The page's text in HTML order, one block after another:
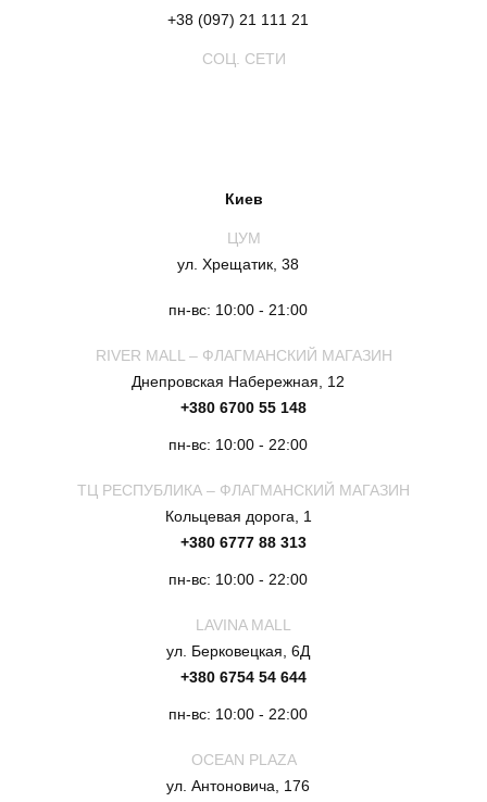
+38 (097) 21 111 21
СОЦ. СЕТИ
Киев
ЦУМ
ул. Хрещатик, 38
пн-вс: 10:00 - 21:00
RIVER MALL – ФЛАГМАНСКИЙ МАГАЗИН
Днепровская Набережная, 12
+380 6700 55 148
пн-вс: 10:00 - 22:00
ТЦ РЕСПУБЛИКА – ФЛАГМАНСКИЙ МАГАЗИН
Кольцевая дорога, 1
+380 6777 88 313
пн-вс: 10:00 - 22:00
LAVINA MALL
ул. Берковецкая, 6Д
+380 6754 54 644
пн-вс: 10:00 - 22:00
OCEAN PLAZA
ул. Антоновича, 176